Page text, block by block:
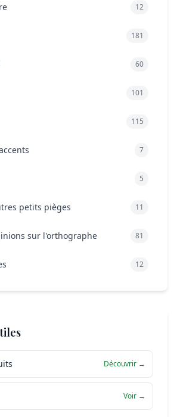
12
181
60
101
115
7
5
petits pièges 11
sur l'orthographe 81
12
Découvrir →
Voir →